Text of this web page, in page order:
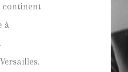
continent
à